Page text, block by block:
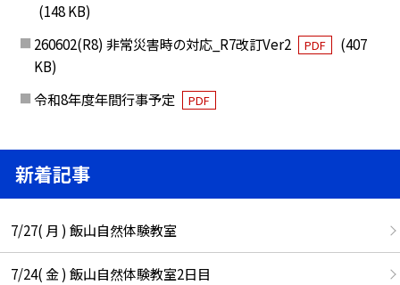
(148 KB)
260602(R8) 非常災害時の対応_R7改訂Ver2
PDF
(407
KB)
令和8年度年間行事予定
PDF
新着記事
7/27( 月 ) 飯山自然体験教室
7/24( 金 ) 飯山自然体験教室2日目